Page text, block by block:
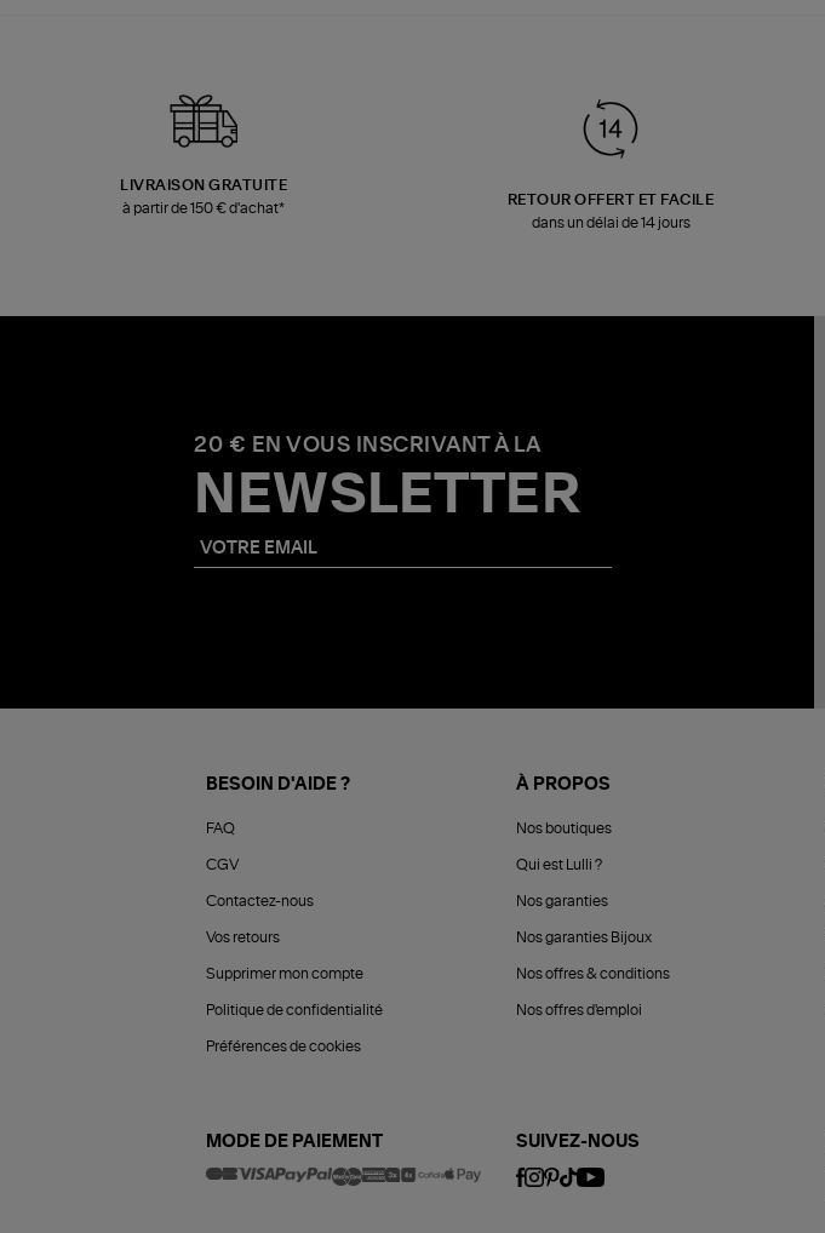
LIVRAISON GRATUITE
à partir de 150 € d'achat*
RETOUR OFFERT ET FACILE
dans un délai de 14 jours
20 € EN VOUS INSCRIVANT À LA
NEWSLETTER
BESOIN D'AIDE ?
FAQ
CGV
Contactez-nous
Vos retours
Supprimer mon compte
Politique de confidentialité
Préférences de cookies
À PROPOS
Nos boutiques
Qui est Lulli ?
Nos garanties
Nos garanties Bijoux
Nos offres & conditions
Nos offres d'emploi
MODE DE PAIEMENT SUIVEZ-NOUS